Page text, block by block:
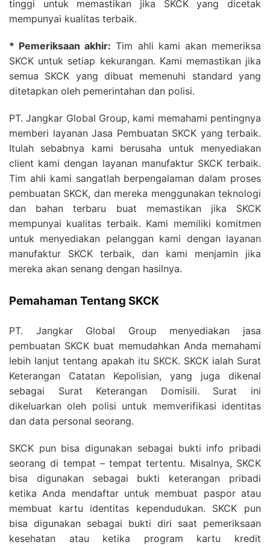
tinggi untuk memastikan jika SKCK yang dicetak
mempunyai kualitas terbaik.
* Pemeriksaan akhir: Tim ahli kami akan memeriksa
SKCK untuk setiap kekurangan. Kami memastikan jika
semua SKCK yang dibuat memenuhi standard yang
ditetapkan oleh pemerintahan dan polisi.
PT. Jangkar Global Group, kami memahami pentingnya
memberi layanan Jasa Pembuatan SKCK yang terbaik.
Itulah sebabnya kami berusaha untuk menyediakan
client kami dengan layanan manufaktur SKCK terbaik.
Tim ahli kami sangatlah berpengalaman dalam proses
pembuatan SKCK, dan mereka menggunakan teknologi
dan bahan terbaru buat memastikan jika SKCK
mempunyai kualitas terbaik. Kami memiliki komitmen
untuk menyediakan pelanggan kami dengan layanan
manufaktur SKCK terbaik, dan kami menjamin jika
mereka akan senang dengan hasilnya.
Pemahaman Tentang SKCK
PT. Jangkar Global Group menyediakan jasa
pembuatan SKCK buat memudahkan Anda memahami
lebih lanjut tentang apakah itu SKCK. SKCK ialah Surat
Keterangan Catatan Kepolisian, yang juga dikenal
sebagai Surat Keterangan Domisili. Surat ini
dikeluarkan oleh polisi untuk memverifikasi identitas
dan data personal seorang.
SKCK pun bisa digunakan sebagai bukti info pribadi
seorang di tempat – tempat tertentu. Misalnya, SKCK
bisa digunakan sebagai bukti keterangan pribadi
ketika Anda mendaftar untuk membuat paspor atau
membuat kartu identitas kependudukan. SKCK pun
bisa digunakan sebagai bukti diri saat pemeriksaan
kesehatan atau ketika program kartu kredit